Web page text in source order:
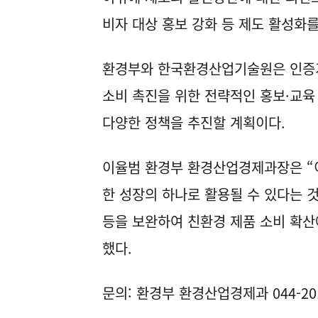
비자 대상 홍보 강화 등 제도 활성화
환경부와 한국환경산업기술원은 인
소비 촉진을 위한 전략적인 홍보·교
다양한 정책을 추진할 계획이다.
이율범 환경부 환경산업경제과장은
한 성장의 하나로 활용될 수 있다는
등을 보완하여 친환경 제품 소비 확
했다.
문의: 환경부 환경산업경제과 044-